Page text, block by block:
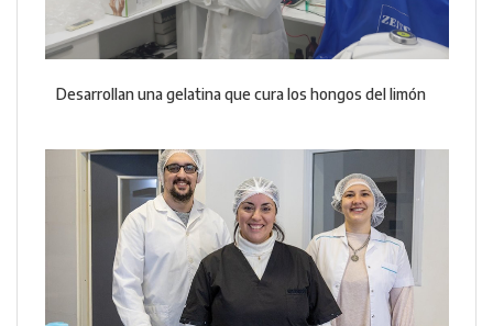
Desarrollan una gelatina que cura los hongos del limón